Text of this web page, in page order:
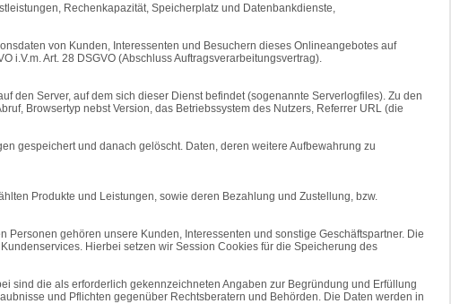
Rechenkapazität, Speicherplatz und Datenbankdienste,
von Kunden, Interessenten und Besuchern dieses Onlineangebotes auf
i.V.m. Art. 28 DSGVO (Abschluss Auftragsverarbeitungsvertrag).
den Server, auf dem sich dieser Dienst befindet (sogenannte Serverlogfiles). Zu den
Browsertyp nebst Version, das Betriebssystem des Nutzers, Referrer URL (die
gespeichert und danach gelöscht. Daten, deren weitere Aufbewahrung zu
Produkte und Leistungen, sowie deren Bezahlung und Zustellung, bzw.
gehören unsere Kunden, Interessenten und sonstige Geschäftspartner. Die
Hierbei setzen wir Session Cookies für die Speicherung des
sind die als erforderlich gekennzeichneten Angaben zur Begründung und Erfüllung
und Pflichten gegenüber Rechtsberatern und Behörden. Die Daten werden in